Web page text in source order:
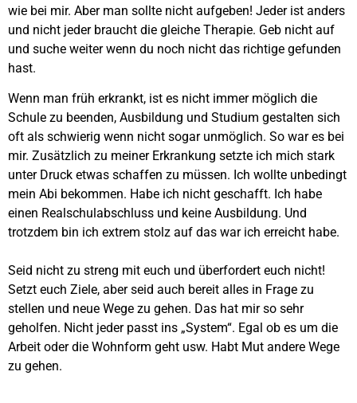
wie bei mir. Aber man sollte nicht aufgeben! Jeder ist anders
und nicht jeder braucht die gleiche Therapie. Geb nicht auf
und suche weiter wenn du noch nicht das richtige gefunden
hast.
Wenn man früh erkrankt, ist es nicht immer möglich die
Schule zu beenden, Ausbildung und Studium gestalten sich
oft als schwierig wenn nicht sogar unmöglich. So war es bei
mir. Zusätzlich zu meiner Erkrankung setzte ich mich stark
unter Druck etwas schaffen zu müssen. Ich wollte unbedingt
mein Abi bekommen. Habe ich nicht geschafft. Ich habe
einen Realschulabschluss und keine Ausbildung. Und
trotzdem bin ich extrem stolz auf das war ich erreicht habe.
Seid nicht zu streng mit euch und überfordert euch nicht!
Setzt euch Ziele, aber seid auch bereit alles in Frage zu
stellen und neue Wege zu gehen. Das hat mir so sehr
geholfen. Nicht jeder passt ins „System“. Egal ob es um die
Arbeit oder die Wohnform geht usw. Habt Mut andere Wege
zu gehen.